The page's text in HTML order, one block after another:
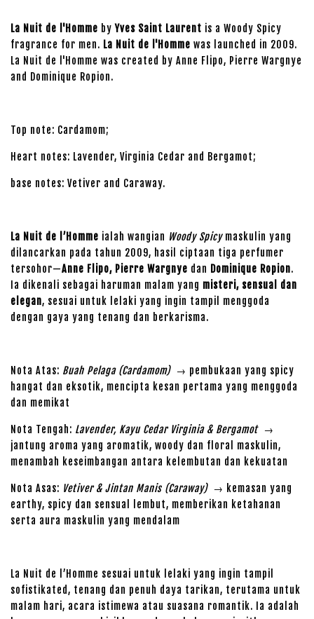
La Nuit de l'Homme by Yves Saint Laurent is a Woody Spicy
fragrance for men. La Nuit de l'Homme was launched in 2009.
La Nuit de l'Homme was created by Anne Flipo, Pierre Wargnye
and Dominique Ropion.
Top note: Cardamom;
Heart notes: Lavender, Virginia Cedar and Bergamot;
base notes: Vetiver and Caraway.
La Nuit de l’Homme ialah wangian Woody Spicymaskulin yang
dilancarkan pada tahun 2009, hasil ciptaan tiga perfumer
tersohor—Anne Flipo, Pierre Wargnye dan Dominique Ropion.
Ia dikenali sebagai haruman malam yang misteri, sensual dan
elegan, sesuai untuk lelaki yang ingin tampil menggoda
dengan gaya yang tenang dan berkarisma.
Nota Atas: Buah Pelaga (Cardamom)→ pembukaan yang spicy
hangat dan eksotik, mencipta kesan pertama yang menggoda
dan memikat
Nota Tengah: Lavender, Kayu Cedar Virginia & Bergamot→
jantung aroma yang aromatik, woody dan floral maskulin,
menambah keseimbangan antara kelembutan dan kekuatan
Nota Asas: Vetiver & Jintan Manis (Caraway)→ kemasan yang
earthy, spicy dan sensual lembut, memberikan ketahanan
serta aura maskulin yang mendalam
La Nuit de l’Homme sesuai untuk lelaki yang ingin tampil
sofistikated, tenang dan penuh daya tarikan, terutama untuk
malam hari, acara istimewa atau suasana romantik. Ia adalah